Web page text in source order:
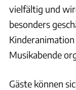
vielfältig und
besonders
Musikabende
Gäste können